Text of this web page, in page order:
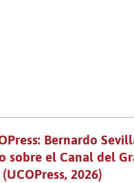
Bernardo
sobre el Canal del
2026)